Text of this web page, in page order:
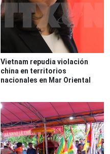
Vietnam repudia violación
china en territorios
nacionales en Mar Oriental